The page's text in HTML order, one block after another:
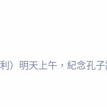
）明天上午，紀念孔